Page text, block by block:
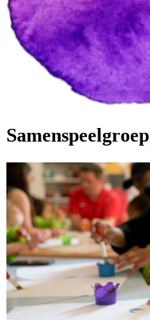
Samenspeelgroep